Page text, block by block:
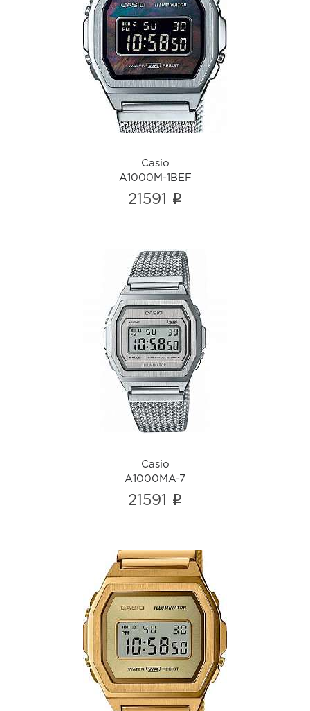
Casio
A1000M-1BEF
i
Casio
A1000M-1BEF
21591 i
Casio
A1000MA-7
i
Casio
A1000MA-7
21591 i
Casio
A1000MG-9EF
i